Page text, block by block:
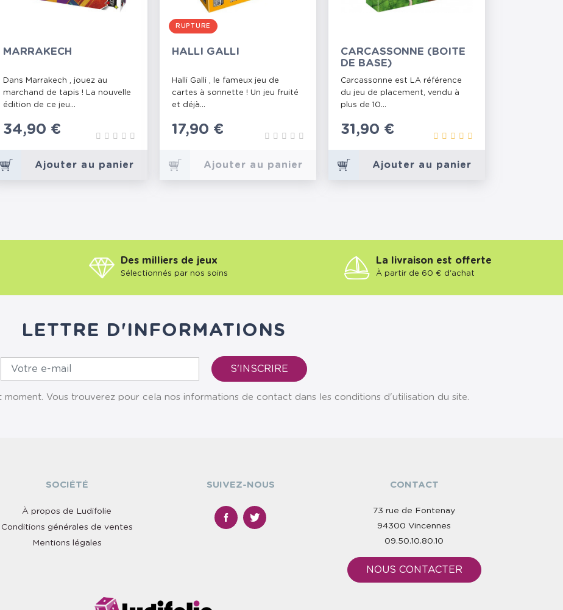
MARRAKECH
Dans Marrakech , jouez au
marchand de tapis ! La nouvelle
édition de ce jeu...
Prix
34,90 €
Ajouter au panier
RUPTURE
HALLI GALLI
Halli Galli , le fameux jeu de
cartes à sonnette ! Un jeu fruité
et déjà...
Prix
17,90 €
Ajouter au panier
CARCASSONNE (BOITE
DE BASE)
Carcassonne est LA référence
du jeu de placement, vendu à
plus de 10...
Prix
31,90 €
Ajouter au panier
Des milliers de jeux
Sélectionnés par nos soins
La livraison est offerte
À partir de 60 € d'achat
LETTRE D'INFORMATIONS
moment. Vous trouverez pour cela nos informations de contact dans les conditions d'utilisation du site.
SOCIÉTÉ
À propos de Ludifolie
Conditions générales de ventes
Mentions légales
SUIVEZ-NOUS CONTACT
73 rue de Fontenay
94300 Vincennes
09.50.10.80.10
NOUS CONTACTER